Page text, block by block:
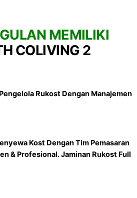
MEMILIKI
COLIVING 2
Rukost Dengan Manajemen
Kost Dengan Tim Pemasaran
& Profesional. Jaminan Rukost Full